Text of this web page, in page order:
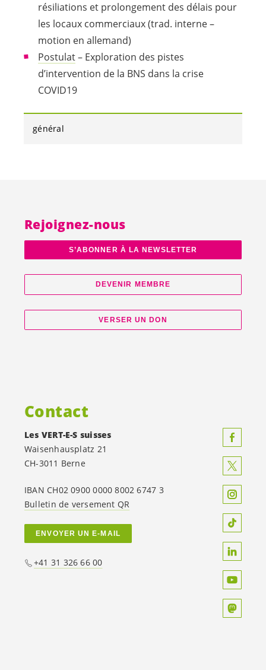
résiliations et prolongement des délais pour
les locaux commerciaux (trad. interne –
motion en allemand)
Postulat– Exploration des pistes
d’intervention de la BNS dans la crise
COVID19
général
Rejoignez-nous
S’ABONNER À LA NEWSLETTER
DEVENIR MEMBRE
VERSER UN DON
Contact
Les VERT-E-S suisses
Waisenhausplatz 21
CH-3011 Berne
IBAN CH02 0900 0000 8002 6747 3
Bulletin de versement QR
ENVOYER UN E-MAIL
+41 31 326 66 00